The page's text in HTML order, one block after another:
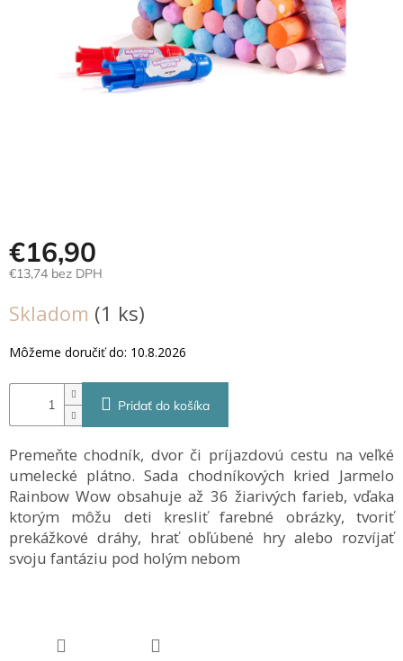
€16,90
€13,74 bez DPH
cena:
Skladom (1 ks)
Môžeme doručiť do: 10.8.2026
Pridať do košíka
Premeňte chodník, dvor či príjazdovú cestu na veľké
umelecké plátno. Sada chodníkových kried Jarmelo
Rainbow Wow obsahuje až 36 žiarivých farieb, vďaka
ktorým môžu deti kresliť farebné obrázky, tvoriť
prekážkové dráhy, hrať obľúbené hry alebo rozvíjať
svoju fantáziu pod holým nebom